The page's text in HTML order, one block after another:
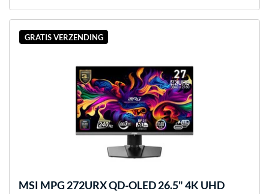
GRATIS VERZENDING
MSI MPG 272URX QD-OLED 26.5" 4K UHD